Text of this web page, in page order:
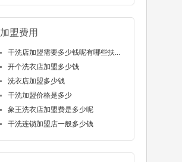
加盟费用
干洗店加盟需要多少钱呢有哪些扶...
开个洗衣店加盟多少钱
洗衣店加盟多少钱
干洗加盟价格是多少
象王洗衣店加盟费是多少呢
干洗连锁加盟店一般多少钱